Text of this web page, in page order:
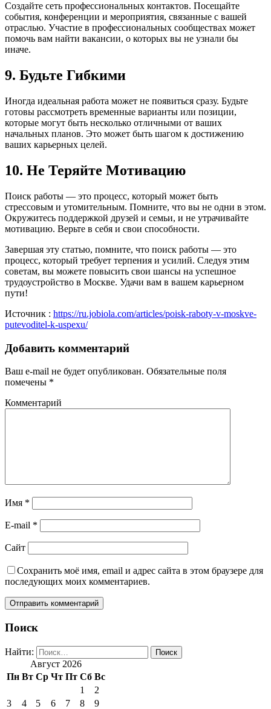
Создайте сеть профессиональных контактов. Посещайте
события, конференции и мероприятия, связанные с вашей
отраслью. Участие в профессиональных сообществах может
помочь вам найти вакансии, о которых вы не узнали бы
иначе.
9. Будьте Гибкими
Иногда идеальная работа может не появиться сразу. Будьте
готовы рассмотреть временные варианты или позиции,
которые могут быть несколько отличными от ваших
начальных планов. Это может быть шагом к достижению
ваших карьерных целей.
10. Не Теряйте Мотивацию
Поиск работы — это процесс, который может быть
стрессовым и утомительным. Помните, что вы не одни в этом.
Окружитесь поддержкой друзей и семьи, и не утрачивайте
мотивацию. Верьте в себя и свои способности.
Завершая эту статью, помните, что поиск работы — это
процесс, который требует терпения и усилий. Следуя этим
советам, вы можете повысить свои шансы на успешное
трудоустройство в Москве. Удачи вам в вашем карьерном
пути!
Источник : https://ru.jobiola.com/articles/poisk-raboty-v-moskve-
putevoditel-k-uspexu/
Добавить комментарий
Ваш e-mail не будет опубликован. Обязательные поля
помечены *
Комментарий
Имя *
E-mail *
Сайт
Сохранить моё имя, email и адрес сайта в этом браузере для
последующих моих комментариев.
Поиск
Найти:
Август 2026
Пн Вт Ср Чт Пт Сб Вс
1
2
3
4 5 6 7 8
9